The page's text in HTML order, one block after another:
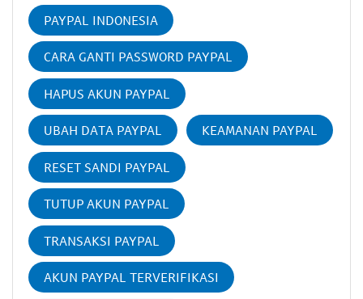
PAYPAL INDONESIA
CARA GANTI PASSWORD PAYPAL
HAPUS AKUN PAYPAL
UBAH DATA PAYPAL KEAMANAN PAYPAL
RESET SANDI PAYPAL
TUTUP AKUN PAYPAL
TRANSAKSI PAYPAL
AKUN PAYPAL TERVERIFIKASI